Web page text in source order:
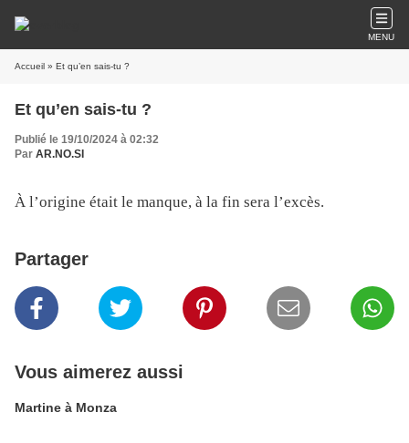
MENU
Accueil » Et qu’en sais-tu ?
Et qu’en sais-tu ?
Publié le 19/10/2024 à 02:32
Par AR.NO.SI
À l’origine était le manque, à la fin sera l’excès.
Partager
Vous aimerez aussi
Martine à Monza